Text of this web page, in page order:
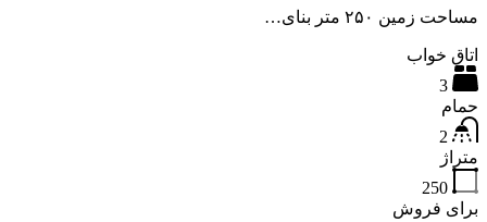
مساحت زمین ۲۵۰ متر بنای…
اتاق خواب
3
حمام
2
متراژ
250
برای فروش